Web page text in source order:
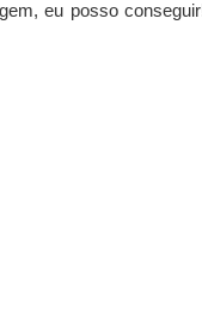
eu posso